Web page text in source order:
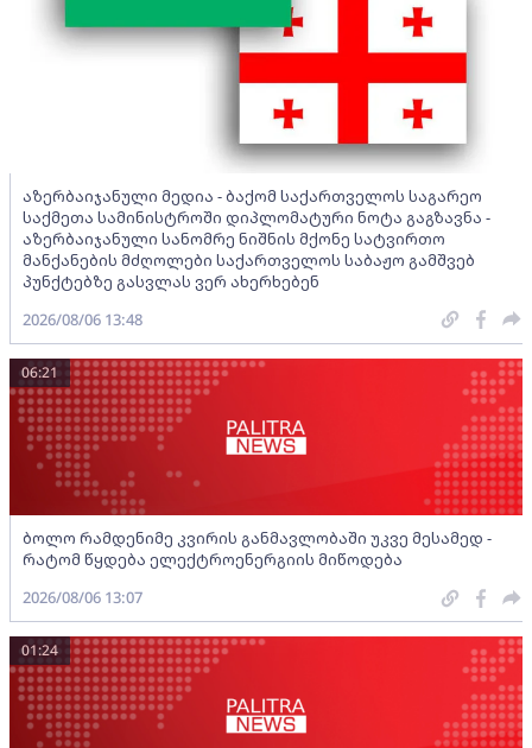
აზერბაიჯანული მედია - ბაქომ საქართველოს საგარეო
საქმეთა სამინისტროში დიპლომატური ნოტა გაგზავნა -
აზერბაიჯანული სანომრე ნიშნის მქონე სატვირთო
მანქანების მძღოლები საქართველოს საბაჟო გამშვებ
პუნქტებზე გასვლას ვერ ახერხებენ
2026/08/06 13:48
ბოლო რამდენიმე კვირის განმავლობაში უკვე მესამედ -
რატომ წყდება ელექტროენერგიის მიწოდება
06:21
2026/08/06 13:07
01:24